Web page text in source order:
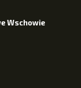
Wschowie